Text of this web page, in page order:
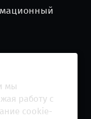
мы
работу с
cookie-